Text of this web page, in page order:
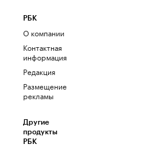
РБК
О компании
Контактная
информация
Редакция
Размещение
рекламы
Другие
продукты
РБК